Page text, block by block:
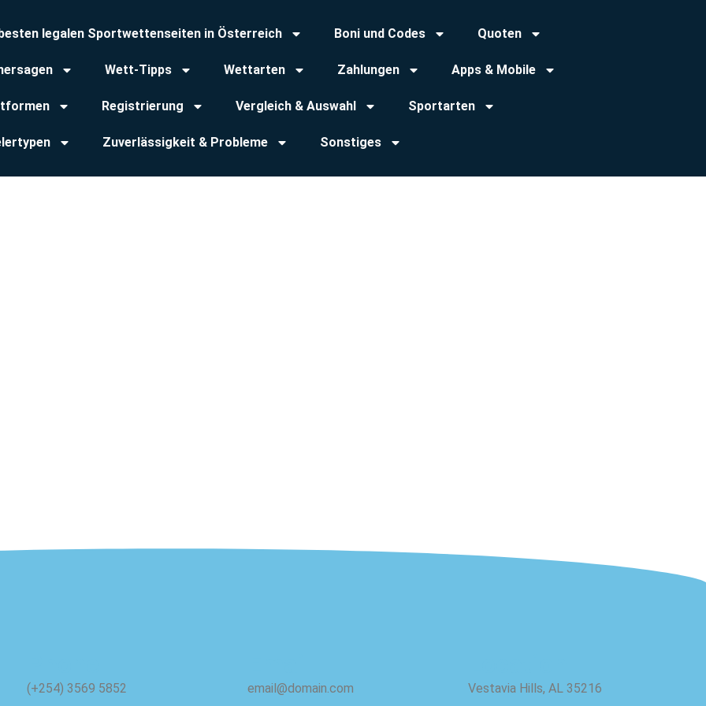
legalen Sportwettenseiten in Österreich Boni und Codes Quoten
Wett-Tipps Wettarten Zahlungen Apps & Mobile
Registrierung Vergleich & Auswahl Sportarten
Zuverlässigkeit & Probleme Sonstiges
(+254) 3569 5852 email@domain.com Vestavia Hills, AL 35216